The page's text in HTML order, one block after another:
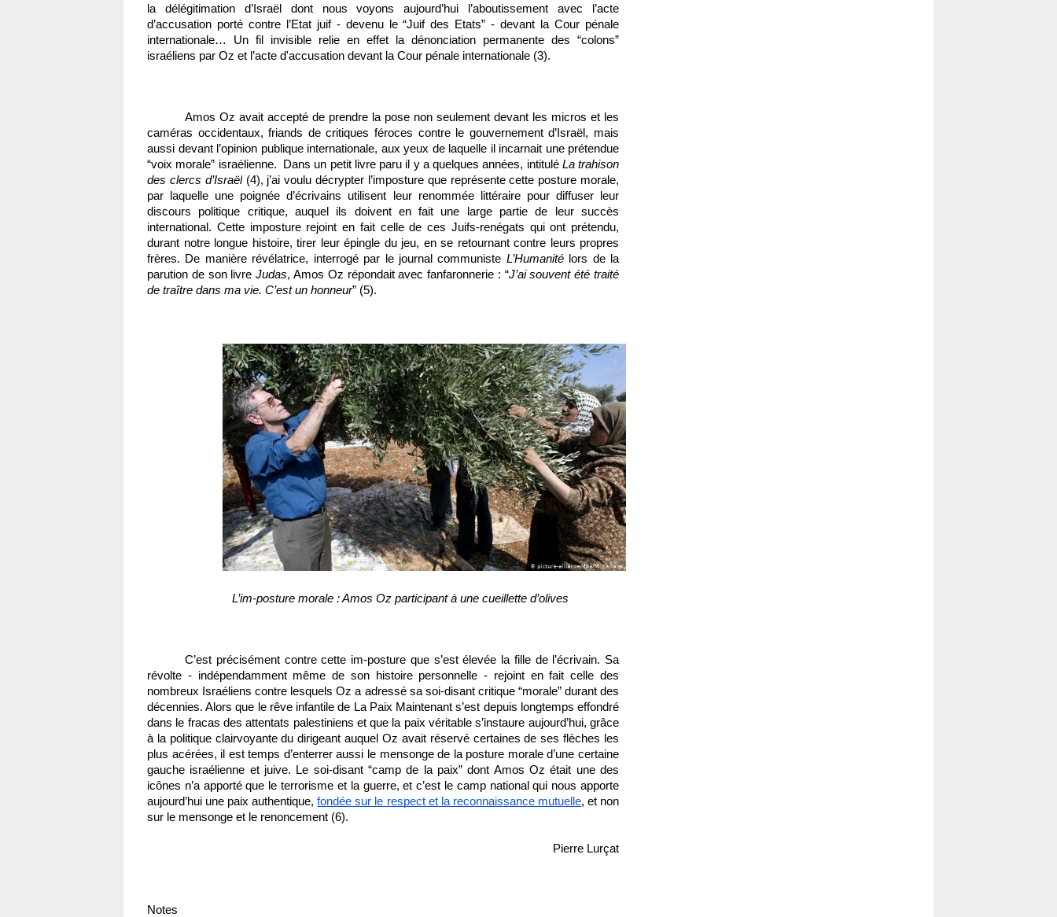
la délégitimation d’Israël dont nous voyons aujourd’hui l’aboutissement avec l’acte
d’accusation porté contre l’Etat juif - devenu le “Juif des Etats” - devant la Cour pénale
internationale… Un fil invisible relie en effet la dénonciation permanente des “colons”
israéliens par Oz et l’acte d'accusation devant la Cour pénale internationale (3).
Amos Oz avait accepté de prendre la pose non seulement devant les micros et les
caméras occidentaux, friands de critiques féroces contre le gouvernement d’Israël, mais
aussi devant l’opinion publique internationale, aux yeux de laquelle il incarnait une prétendue
“voix morale” israélienne.  Dans un petit livre paru il y a quelques années, intitulé La trahison
des clercs d’Israël (4), j’ai voulu décrypter l’imposture que représente cette posture morale,
par laquelle une poignée d’écrivains utilisent leur renommée littéraire pour diffuser leur
discours politique critique, auquel ils doivent en fait une large partie de leur succès
international. Cette imposture rejoint en fait celle de ces Juifs-renégats qui ont prétendu,
durant notre longue histoire, tirer leur épingle du jeu, en se retournant contre leurs propres
frères. De manière révélatrice, interrogé par le journal communiste L’Humanité lors de la
parution de son livre Judas, Amos Oz répondait avec fanfaronnerie : “J’ai souvent été traité
de traître dans ma vie. C’est un honneur” (5).
L’im-posture morale : Amos Oz participant à une cueillette d’olives
C’est précisément contre cette im-posture que s’est élevée la fille de l’écrivain. Sa
révolte - indépendamment même de son histoire personnelle - rejoint en fait celle des
nombreux Israéliens contre lesquels Oz a adressé sa soi-disant critique “morale” durant des
décennies. Alors que le rêve infantile de La Paix Maintenant s’est depuis longtemps effondré
dans le fracas des attentats palestiniens et que la paix véritable s’instaure aujourd’hui, grâce
à la politique clairvoyante du dirigeant auquel Oz avait réservé certaines de ses flèches les
plus acérées, il est temps d’enterrer aussi le mensonge de la posture morale d’une certaine
gauche israélienne et juive. Le soi-disant “camp de la paix” dont Amos Oz était une des
icônes n’a apporté que le terrorisme et la guerre, et c’est le camp national qui nous apporte
aujourd’hui une paix authentique, fondée sur le respect et la reconnaissance mutuelle, et non
sur le mensonge et le renoncement (6).
Pierre Lurçat
Notes